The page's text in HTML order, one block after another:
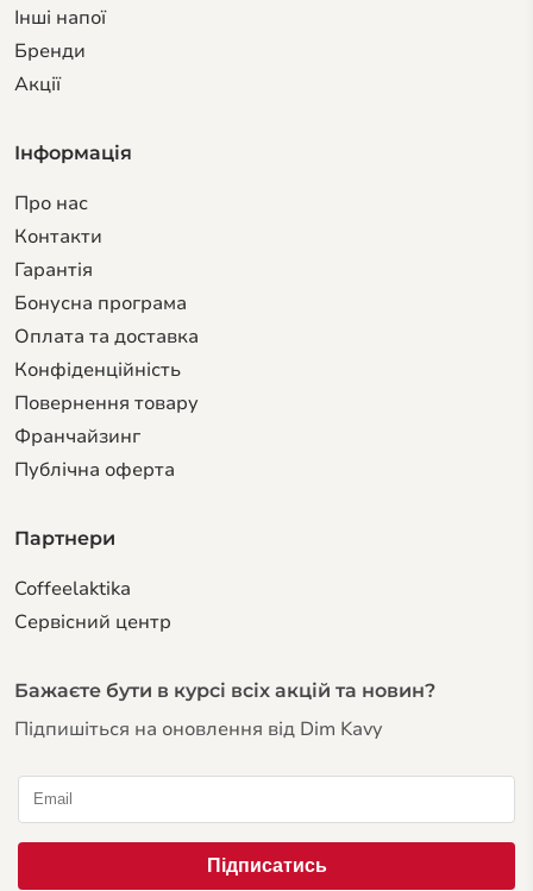
Інші напої
Бренди
Акції
Інформація
Про нас
Контакти
Гарантiя
Бонусна програма
Оплата та доставка
Конфіденційність
Повернення товару
Франчайзинг
Публічна оферта
Партнери
Coffeelaktika
Сервiсний центр
Бажаєте бути в курсі всіх акцій та новин?
Підпишіться на оновлення від Dim Kavy